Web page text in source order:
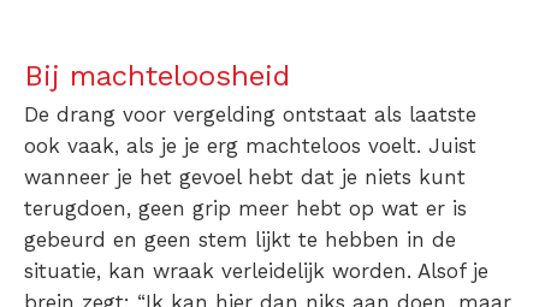
Bij machteloosheid
De drang voor vergelding ontstaat als laatste
ook vaak, als je je erg machteloos voelt. Juist
wanneer je het gevoel hebt dat je niets kunt
terugdoen, geen grip meer hebt op wat er is
gebeurd en geen stem lijkt te hebben in de
situatie, kan wraak verleidelijk worden. Alsof je